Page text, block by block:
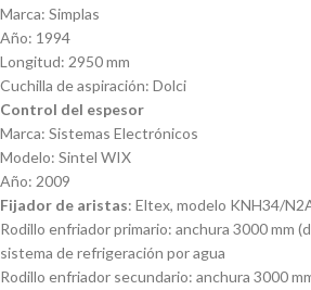
Marca: Simplas
Año: 1994
Longitud: 2950 mm
Cuchilla de aspiración: Dolci
Control del espesor
Marca: Sistemas Electrónicos
Modelo: Sintel WIX
Año: 2009
Fijador de aristas: Eltex, modelo KNH34/
Rodillo enfriador primario: anchura 3000 mm
sistema de refrigeración por agua
Rodillo enfriador secundario: anchura 3000